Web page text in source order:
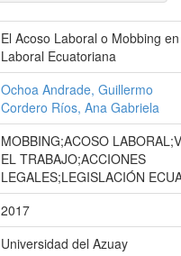
El Acoso Laboral o Mobbing
Laboral Ecuatoriana
Ochoa Andrade, Guillermo
Cordero Ríos, Ana Gabriela
MOBBING;ACOSO
EL TRABAJO;ACCIONES
LEGALES;LEGISLACIÓN
2017
Universidad del Azuay